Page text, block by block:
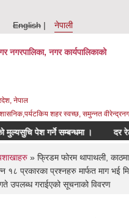
English
नेपाली
नगरपालिका, नगर कार्यपालिकाको
नेपाल
शहर स्वच्छ, समुन्नत
पेश गर्ने सम्बन्धमा । दर रेट
» फ्रिडम फोरम थापाथली,
१८ प्रकारका प्रश्नहरु मार्फत माग भई
उपलब्ध गराईएको सूचनाको विवरण